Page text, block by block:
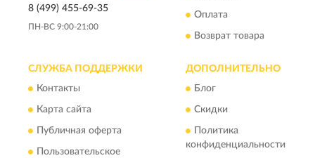
8 (499) 455-69-35
ПН-ВС 9:00-21:00
Оплата
Возврат товара
СЛУЖБА ПОДДЕРЖКИ
Контакты
Карта сайта
Публичная оферта
Пользовательское
ДОПОЛНИТЕЛЬНО
Блог
Скидки
Политика
конфиденциальности